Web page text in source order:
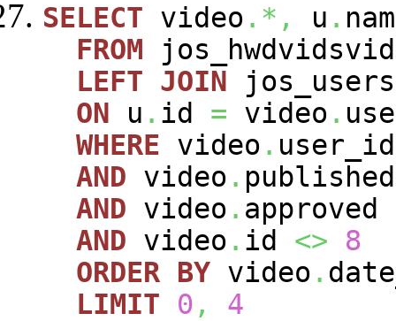
SELECT video .*, u .
FROM
LEFT JOIN
ON u . id = video .
WHERE video .
AND video .
AND video . approved
AND video . id <>
8
ORDER BY video .
LIMIT
0 ,
4